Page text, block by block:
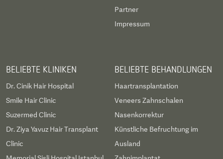
Partner
Impressum
BELIEBTE KLINIKEN
Dr. Cinik Hair Hospital
Smile Hair Clinic
Suzermed Clinic
Dr. Ziya Yavuz Hair Transplant
Clinic
BELIEBTE BEHANDLUNGEN
Haartransplantation
Veneers Zahnschalen
Nasenkorrektur
Künstliche Befruchtung im
Ausland